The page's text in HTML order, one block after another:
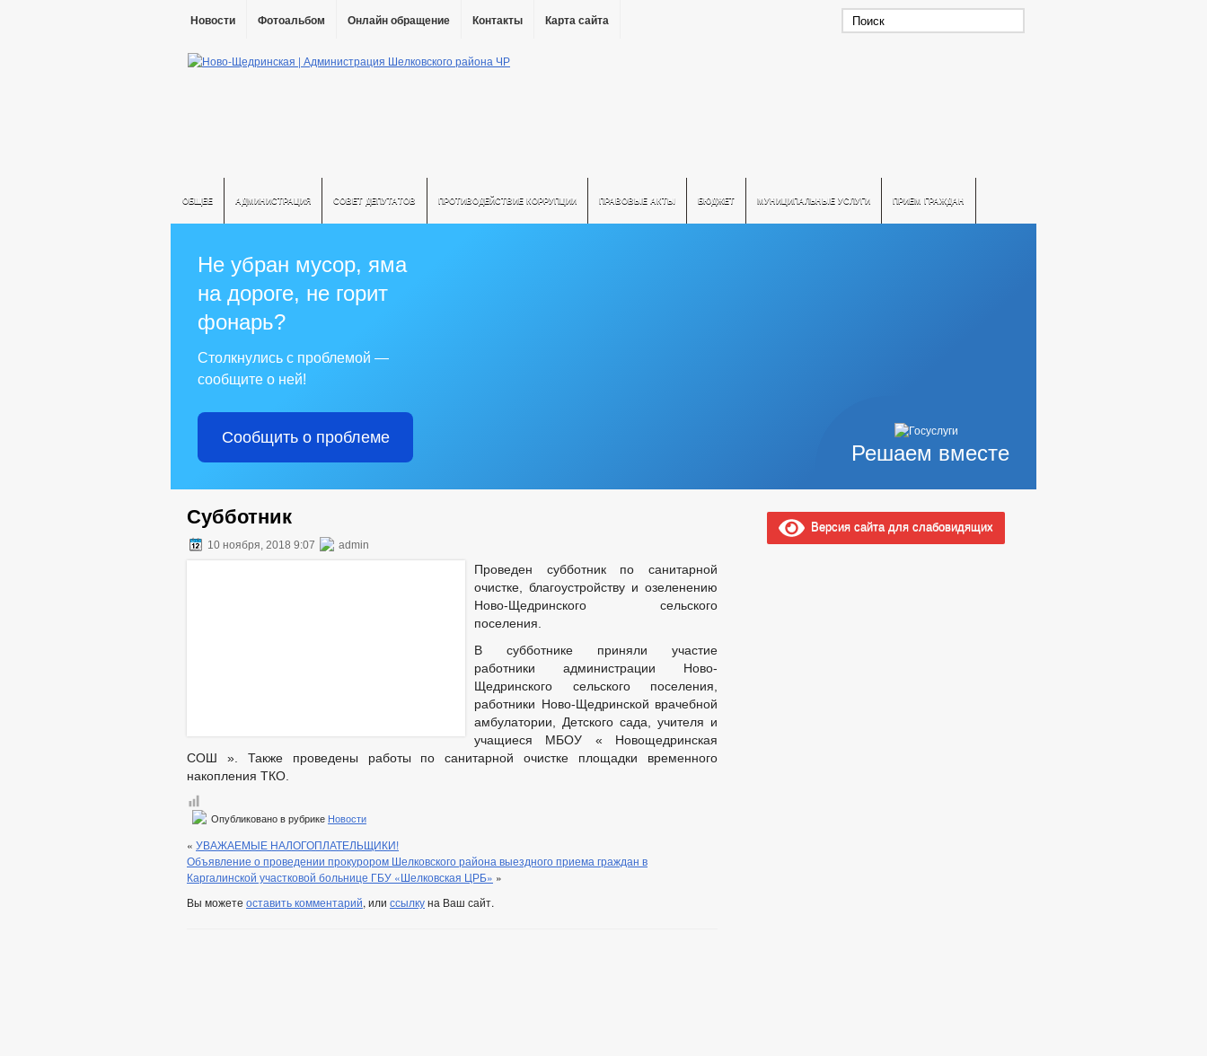
Новости Фотоальбом Онлайн обращение Контакты Карта сайта
ОБЩЕЕ АДМИНИСТРАЦИЯ СОВЕТ ДЕПУТАТОВ ПРОТИВОДЕЙСТВИЕ КОРРУПЦИИ ПРАВОВЫЕ АКТЫ БЮДЖЕТ МУНИЦИПАЛЬНЫЕ УСЛУГИ ПРИЕМ ГРАЖДАН
Решаем вместе
Не убран мусор, яма
на дороге, не горит
фонарь?
Столкнулись с проблемой —
сообщите о ней!
Сообщить о проблеме
Субботник
10 ноября, 2018 9:07 admin
Проведен субботник по санитарной
очистке, благоустройству и озеленению
Ново-Щедринского сельского
поселения.
В субботнике приняли участие
работники администрации Ново-
Щедринского сельского поселения,
работники Ново-Щедринской врачебной
амбулатории, Детского сада, учителя и
учащиеся МБОУ « Новощедринская
СОШ ». Также проведены работы по санитарной очистке площадки временного
накопления ТКО.
Опубликовано в рубрике Новости
« УВАЖАЕМЫЕ НАЛОГОПЛАТЕЛЬЩИКИ!
Объявление о проведении прокурором Шелковского района выездного приема граждан в
Каргалинской участковой больнице ГБУ «Шелковская ЦРБ» »
Вы можете оставить комментарий, или ссылкуна Ваш сайт.
Версия сайта для слабовидящих